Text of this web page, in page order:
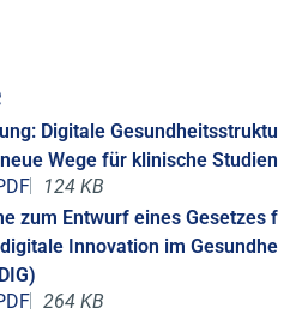
Digitale Gesundheitsstruktu
Wege für klinische Studien
124 KB
zum Entwurf eines Gesetzes f
Innovation im Gesundhe
264 KB